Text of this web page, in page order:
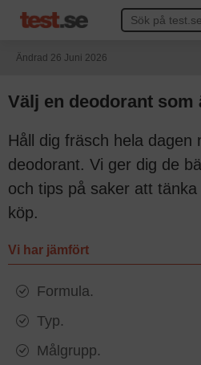
Ändrad 26 Juni 2026
Välj en deodorant som
Håll dig fräsch hela dagen
deodorant. Vi ger dig de
och tips på saker att
köp.
Vi har jämfört
Formula.
Typ.
Målgrupp.